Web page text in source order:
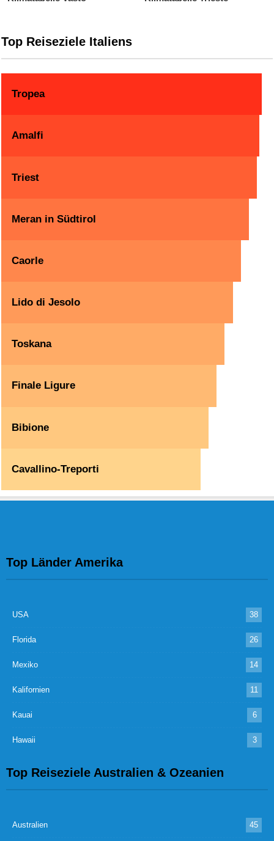
Top Reiseziele Italiens
Tropea
Amalfi
Triest
Meran in Südtirol
Caorle
Lido di Jesolo
Toskana
Finale Ligure
Bibione
Cavallino-Treporti
Top Länder Amerika
USA 38
Florida 26
Mexiko 14
Kalifornien 11
Kauai 6
Hawaii 3
Top Reiseziele Australien & Ozeanien
Australien 45